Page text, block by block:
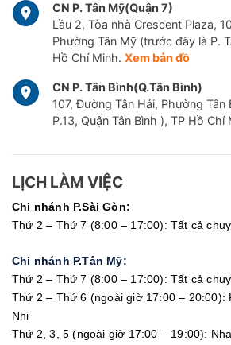
CN P. Tân Mỹ(Quận 7)
Lầu 2, Tòa nhà Crescent Plaza,
Phường Tân Mỹ (trước đây là P.
Hồ Chí Minh. Xem bản đồ
CN P. Tân Bình(Q.Tân Bình)
107, Đường Tân Hải, Phường
P.13, Quận Tân Bình ), TP Hồ Chí
LỊCH LÀM VIỆC
Chi nhánh P.Sài Gòn:
Thứ 2 – Thứ 7 (8:00 – 17:00): Tất cả
Chi nhánh P.Tân Mỹ:
Thứ 2 – Thứ 7 (8:00 – 17:00): Tất cả
Thứ 2 – Thứ 6 (ngoài giờ 17:00 – 20:00):
Nhi
Thứ 2, 3, 5 (ngoài giờ 17:00 – 19:00):